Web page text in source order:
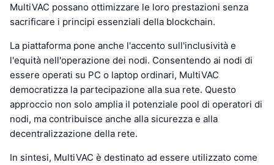
MultiVAC possano ottimizzare le loro prestazioni senza
sacrificare i principi essenziali della blockchain.
La piattaforma pone anche l'accento sull'inclusività e
l'equità nell'operazione dei nodi. Consentendo ai nodi di
essere operati su PC o laptop ordinari, MultiVAC
democratizza la partecipazione alla sua rete. Questo
approccio non solo amplia il potenziale pool di operatori di
nodi, ma contribuisce anche alla sicurezza e alla
decentralizzazione della rete.
In sintesi, MultiVAC è destinato ad essere utilizzato come